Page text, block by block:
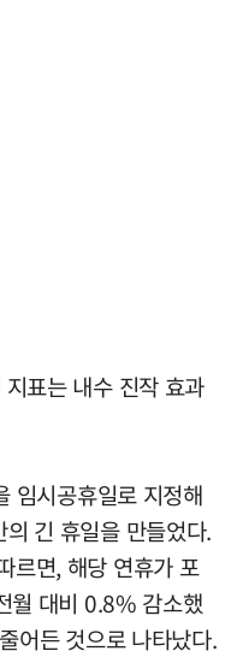
표는 내수 진작 효과
임시공휴일로 지정해
긴 휴일을 만들었다.
르면, 해당 연휴가 포
월 대비 0.8% 감소했
어든 것으로 나타났다.